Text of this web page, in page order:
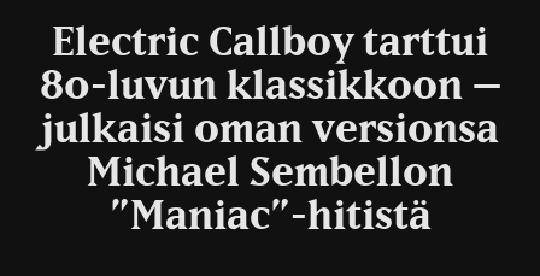
Electric Callboy tarttui
80-luvun klassikkoon –
julkaisi oman versionsa
Michael Sembellon
”Maniac”-hitistä